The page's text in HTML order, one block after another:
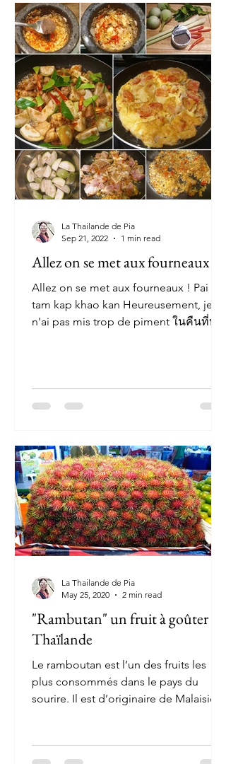
Allez on se met aux fourneaux !
Allez on se met aux fourneaux ! Pai
tam kap khao kan Heureusement, je
n'ai pas mis trop de piment ในคืนที่หา
La Thailande de Pia
Sep 21, 2022
1 min read
"Rambutan" un fruit à goûter en
Thaïlande
Le ramboutan est l’un des fruits les
plus consommés dans le pays du
sourire. Il est d’originaire de Malaisie.
La Thailande de Pia
May 25, 2020
2 min read